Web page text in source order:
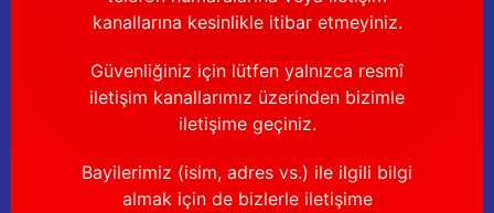
kanallarına kesinlikle itibar etmeyiniz.
Güvenliğiniz için lütfen yalnızca resmî
iletişim kanallarımız üzerinden bizimle
iletişime geçiniz.
Bayilerimiz (isim, adres vs.) ile ilgili bilgi
almak için de bizlerle iletişime